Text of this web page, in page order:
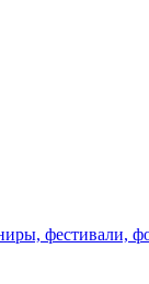
фестивали,